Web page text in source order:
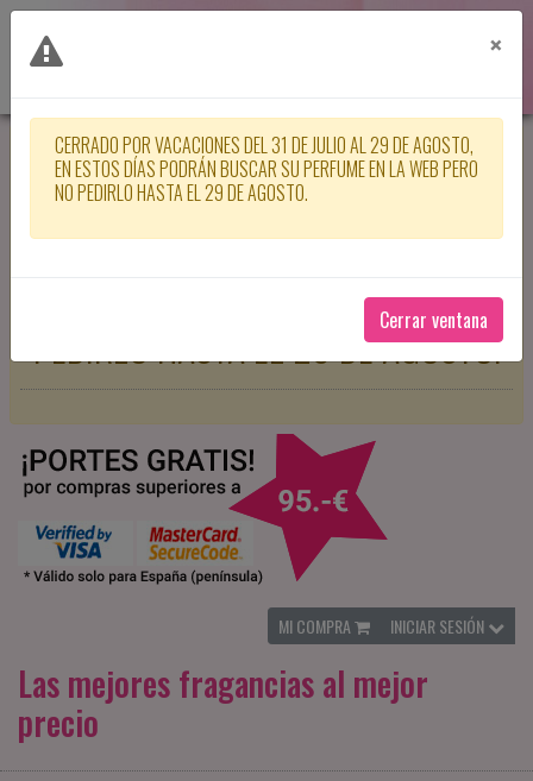
CERRADO POR VACACIONES DEL 31
DE JULIO AL 29 DE AGOSTO, EN
ESTOS DÍAS PODRÁN BUSCAR SU
PERFUME EN LA WEB PERO NO
PEDIRLO HASTA EL 29 DE AGOSTO.
MI COMPRA INICIAR SESIÓN
Las mejores fragancias al mejor
precio
×
CERRADO POR VACACIONES DEL 31 DE JULIO AL 29 DE AGOSTO,
EN ESTOS DÍAS PODRÁN BUSCAR SU PERFUME EN LA WEB PERO
NO PEDIRLO HASTA EL 29 DE AGOSTO.
Cerrar ventana